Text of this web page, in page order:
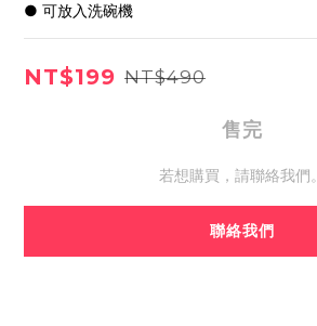
● 可放入洗碗機
NT$199 NT$490
售完
若想購買，請聯絡我們。
聯絡我們